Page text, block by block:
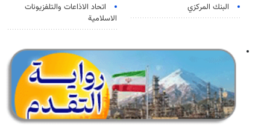
البنك المركزي
اتحاد الاذاعات والتلفزيونات
الاسلامية